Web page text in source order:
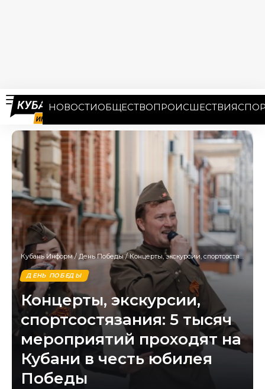
НОВОСТИОБЩЕСТВОПРОИСШЕСТВИЯ
Кубань Информ/ День Победы/Концерты, экскурсии, спортсостязания: 5 тысяч мероприятий проходят на Кубани в честь юбилея Победы
ДЕНЬ ПОБЕДЫ
Концерты, экскурсии,
спортсостязания: 5 тысяч
мероприятий проходят на
Кубани в честь юбилея
Победы